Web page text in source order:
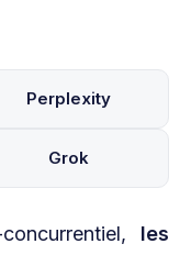
Perplexity
Grok
les